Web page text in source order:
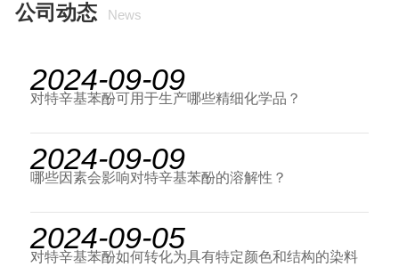
公司动态 News
2024-09-09
对特辛基苯酚可用于生产哪些精细化学品？
2024-09-09
哪些因素会影响对特辛基苯酚的溶解性？
2024-09-05
对特辛基苯酚如何转化为具有特定颜色和结构的染料